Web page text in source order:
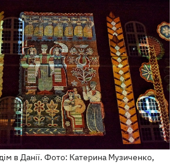
в Данії. Фото: Катерина Музиченко,